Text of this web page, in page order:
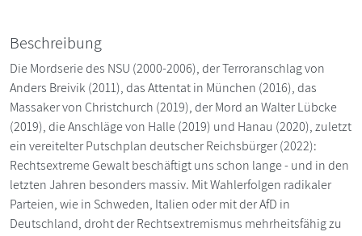
Beschreibung
Die Mordserie des NSU (2000-2006), der Terroranschlag von
Anders Breivik (2011), das Attentat in München (2016), das
Massaker von Christchurch (2019), der Mord an Walter Lübcke
(2019), die Anschläge von Halle (2019) und Hanau (2020), zuletzt
ein vereitelter Putschplan deutscher Reichsbürger (2022):
Rechtsextreme Gewalt beschäftigt uns schon lange - und in den
letzten Jahren besonders massiv. Mit Wahlerfolgen radikaler
Parteien, wie in Schweden, Italien oder mit der AfD in
Deutschland, droht der Rechtsextremismus mehrheitsfähig zu